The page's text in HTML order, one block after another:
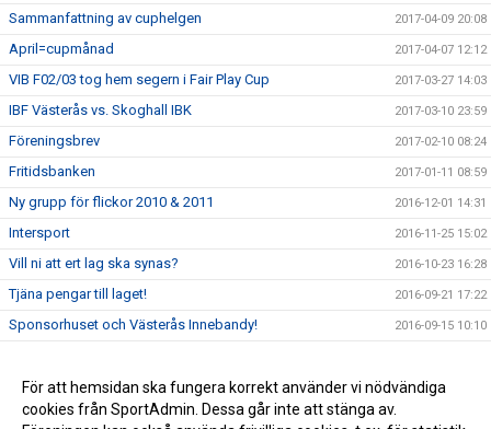
Sammanfattning av cuphelgen 2017-04-09 20:08
April=cupmånad 2017-04-07 12:12
VIB F02/03 tog hem segern i Fair Play Cup 2017-03-27 14:03
IBF Västerås vs. Skoghall IBK 2017-03-10 23:59
Föreningsbrev 2017-02-10 08:24
Fritidsbanken 2017-01-11 08:59
Ny grupp för flickor 2010 & 2011 2016-12-01 14:31
Intersport 2016-11-25 15:02
Vill ni att ert lag ska synas? 2016-10-23 16:28
Tjäna pengar till laget! 2016-09-21 17:22
Sponsorhuset och Västerås Innebandy! 2016-09-15 10:10
Låt ditt företag synas med Västerås Innebandy 2016-09-01 08:40
Välkommen! 2015-08-18 12:38
För att hemsidan ska fungera korrekt använder vi nödvändiga
cookies från SportAdmin. Dessa går inte att stänga av.